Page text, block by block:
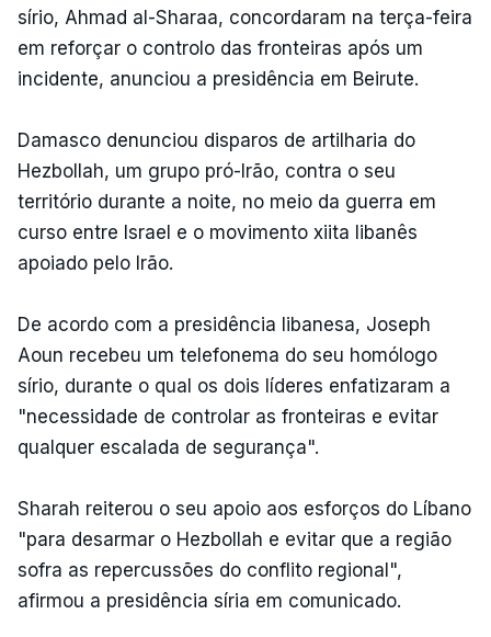
sírio, Ahmad al-Sharaa, concordaram na terça-feira
em reforçar o controlo das fronteiras após um
incidente, anunciou a presidência em Beirute.
Damasco denunciou disparos de artilharia do
Hezbollah, um grupo pró-Irão, contra o seu
território durante a noite, no meio da guerra em
curso entre Israel e o movimento xiita libanês
apoiado pelo Irão.
De acordo com a presidência libanesa, Joseph
Aoun recebeu um telefonema do seu homólogo
sírio, durante o qual os dois líderes enfatizaram a
"necessidade de controlar as fronteiras e evitar
qualquer escalada de segurança".
Sharah reiterou o seu apoio aos esforços do Líbano
"para desarmar o Hezbollah e evitar que a região
sofra as repercussões do conflito regional",
afirmou a presidência síria em comunicado.